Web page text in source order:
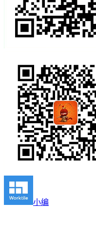
小编